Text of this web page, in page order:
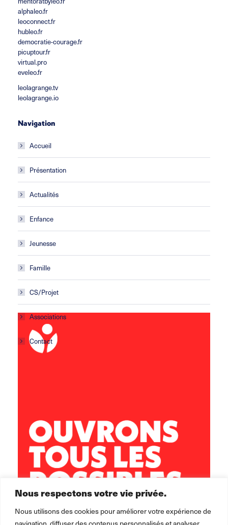
Nous respectons votre vie privée.
Nous utilisons des cookies pour améliorer votre expérience de
alphaleo.fr
leoconnect.fr
hubleo.fr
democratie-courage.fr
picuptour.fr
virtual.pro
eveleo.fr
leolagrange.tv
leolagrange.io
Navigation
Accueil
Présentation
Actualités
Enfance
Jeunesse
Famille
CS/Projet
Associations
Contact
brest.horizons@leolagrange.org